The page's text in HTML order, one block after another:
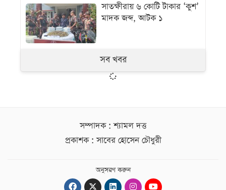
সাতক্ষীরায় ৬ কোটি টাকার ‘কুশ’
মাদক জব্দ, আটক ১
সব খবর
সম্পাদক : শ্যামল দত্ত
প্রকাশক : সাবের হোসেন চৌধুরী
অনুসরণ করুন